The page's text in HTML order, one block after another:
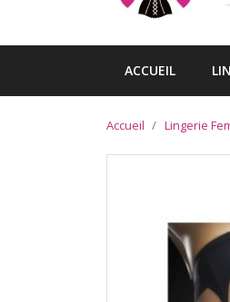
ACCUEIL
Accueil Lingerie